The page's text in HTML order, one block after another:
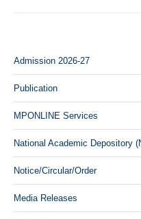
Admission 2026-27
Publication
MPONLINE Services
National Academic Depository
Notice/Circular/Order
Media Releases